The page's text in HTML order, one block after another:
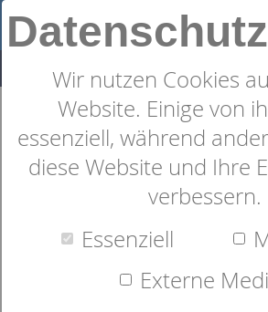
Wir nutzen Cookies
Website. Einige von
essenziell, während
diese Website und Ihre
verbessern.
Essenziell
Externe
Sympathica